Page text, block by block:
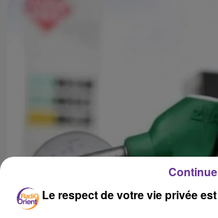
Le respect de votre vie privée